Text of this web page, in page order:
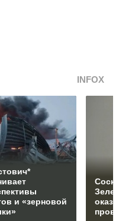
INFOX
и «зерновой